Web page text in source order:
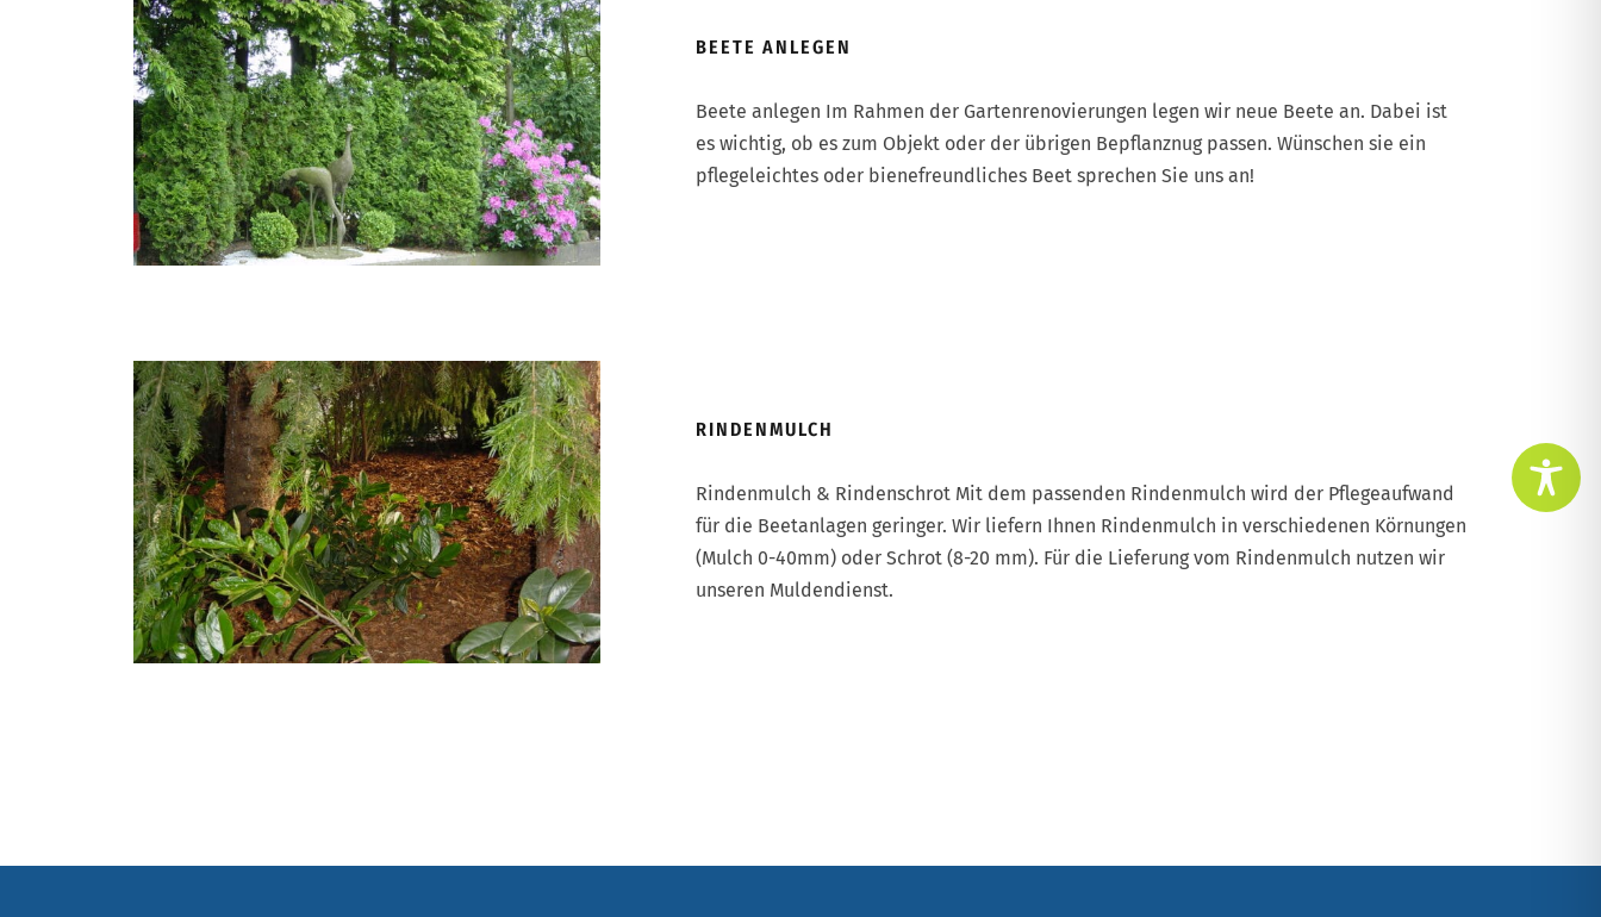
BEETE ANLEGEN
BEETE ANLEGEN
Beete anlegen Im Rahmen der Gartenrenovierungen legen wir neue Beete an. Dabei ist
es wichtig, ob es zum Objekt oder der übrigen Bepflanznug passen. Wünschen sie ein
pflegeleichtes oder bienefreundliches Beet sprechen Sie uns an!
RINDENMULCH
RINDENMULCH
Rindenmulch & Rindenschrot Mit dem passenden Rindenmulch wird der Pflegeaufwand
für die Beetanlagen geringer. Wir liefern Ihnen Rindenmulch in verschiedenen Körnungen
(Mulch 0-40mm) oder Schrot (8-20 mm). Für die Lieferung vom Rindenmulch nutzen wir
unseren Muldendienst.